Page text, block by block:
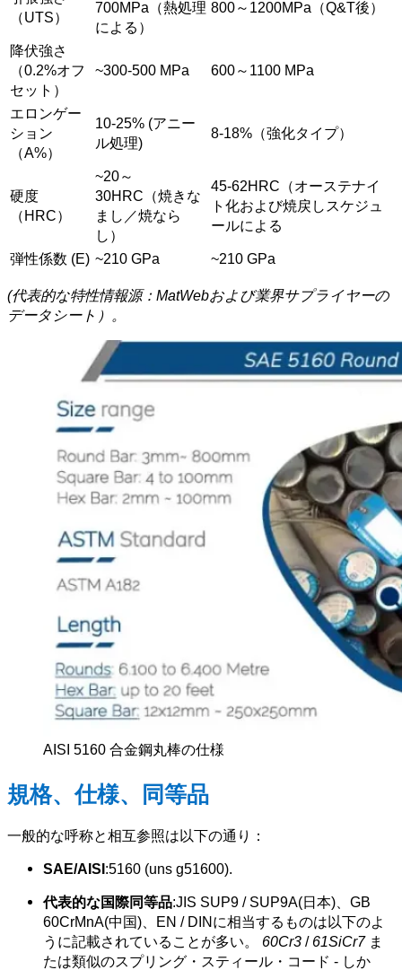
（UTS）
700MPa（熱処理
による）
800～1200MPa（Q&T後）
降伏強さ
（0.2%オフ
セット）
~300-500 MPa 600～1100 MPa
エロンゲー
ション
（A%）
10-25% (アニー
ル処理)
8-18%（強化タイプ）
硬度
（HRC）
~20～
30HRC（焼きな
まし／焼なら
し）
45-62HRC（オーステナイ
ト化および焼戻しスケジュ
ールによる
弾性係数 (E) ~210 GPa ~210 GPa
(代表的な特性情報源：MatWebおよび業界サプライヤーの
データシート）。
AISI 5160 合金鋼丸棒の仕様
規格、仕様、同等品
一般的な呼称と相互参照は以下の通り：
SAE/AISI:5160 (uns g51600).
代表的な国際同等品:JIS SUP9 / SUP9A(日本)、GB
60CrMnA(中国)、EN / DINに相当するものは以下のよ
うに記載されていることが多い。 60Cr3 / 61SiCr7ま
たは類似のスプリング・スティール・コード - しか